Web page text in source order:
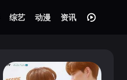
综艺 动漫 资讯